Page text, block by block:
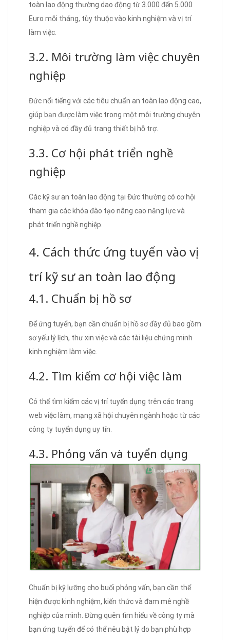
toàn lao động thường dao động từ 3.000 đến 5.000
Euro mỗi tháng, tùy thuộc vào kinh nghiệm và vị trí
làm việc.
3.2. Môi trường làm việc chuyên
nghiệp
Đức nổi tiếng với các tiêu chuẩn an toàn lao động cao,
giúp bạn được làm việc trong một môi trường chuyên
nghiệp và có đầy đủ trang thiết bị hỗ trợ.
3.3. Cơ hội phát triển nghề
nghiệp
Các kỹ sư an toàn lao động tại Đức thường có cơ hội
tham gia các khóa đào tạo nâng cao năng lực và
phát triển nghề nghiệp.
4. Cách thức ứng tuyển vào vị
trí kỹ sư an toàn lao động
4.1. Chuẩn bị hồ sơ
Để ứng tuyển, bạn cần chuẩn bị hồ sơ đầy đủ bao gồm
sơ yếu lý lịch, thư xin việc và các tài liệu chứng minh
kinh nghiệm làm việc.
4.2. Tìm kiếm cơ hội việc làm
Có thể tìm kiếm các vị trí tuyển dụng trên các trang
web việc làm, mạng xã hội chuyên ngành hoặc từ các
công ty tuyển dụng uy tín.
4.3. Phỏng vấn và tuyển dụng
Chuẩn bị kỹ lưỡng cho buổi phỏng vấn, bạn cần thể
hiện được kinh nghiệm, kiến thức và đam mê nghề
nghiệp của mình. Đừng quên tìm hiểu về công ty mà
bạn ứng tuyển để có thể nêu bật lý do bạn phù hợp